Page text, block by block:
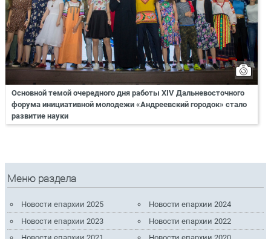
Основной темой очередного дня работы XIV Дальневосточного
форума инициативной молодежи «Андреевский городок» стало
развитие науки
Меню раздела
Новости епархии 2025
Новости епархии 2024
Новости епархии 2023
Новости епархии 2022